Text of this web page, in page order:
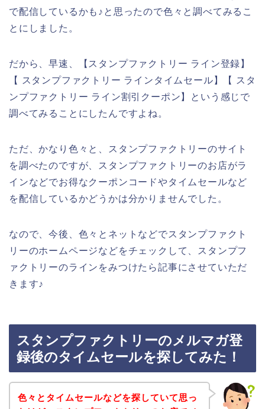
で配信しているかも♪と思ったので色々と調べてみるこ
とにしました。
だから、早速、【スタンプファクトリー ライン登録】
【 スタンプファクトリー ラインタイムセール】【 スタ
ンプファクトリー ライン割引クーポン】という感じで
調べてみることにしたんですよね。
ただ、かなり色々と、スタンプファクトリーのサイト
を調べたのですが、スタンプファクトリーのお店がラ
インなどでお得なクーポンコードやタイムセールなど
を配信しているかどうかは分かりませんでした。
なので、今後、色々とネットなどでスタンプファクト
リーのホームページなどをチェックして、スタンプフ
ァクトリーのラインをみつけたら記事にさせていただ
きます♪
スタンプファクトリーのメルマガ登
録後のタイムセールを探してみた！
色々とタイムセールなどを探していて思っ